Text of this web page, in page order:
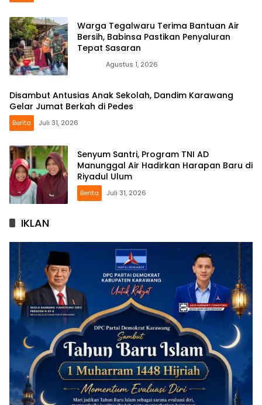
Warga Tegalwaru Terima Bantuan Air
Bersih, Babinsa Pastikan Penyaluran
Tepat Sasaran
Agustus 1, 2026
Disambut Antusias Anak Sekolah, Dandim Karawang
Gelar Jumat Berkah di Pedes
Berita Juli 31, 2026
Senyum Santri, Program TNI AD
Manunggal Air Hadirkan Harapan Baru di
Riyadul Ulum
Berita Juli 31, 2026
IKLAN